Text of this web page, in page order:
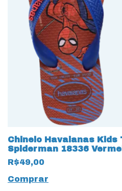
Chinelo Havaianas Kids
Spiderman 18336
R$49,00
Comprar